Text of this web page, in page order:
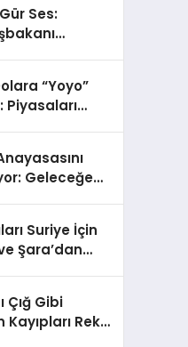
Ses:
“Yoyo”
Piyasaları
Geleceğe
Suriye İçin
Şara’dan
Çığ Gibi
Rekor